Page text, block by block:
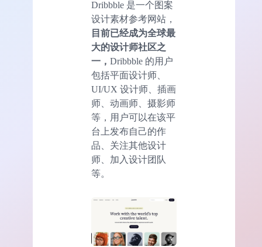
Dribbble 是一个图案
设计素材参考网站，
目前已经成为全球最
大的设计师社区之
一， Dribbble 的用户
包括平面设计师、
UI/UX 设计师、插画
师、动画师、摄影师
等，用户可以在该平
台上发布自己的作
品、关注其他设计
师、加入设计团队
等。